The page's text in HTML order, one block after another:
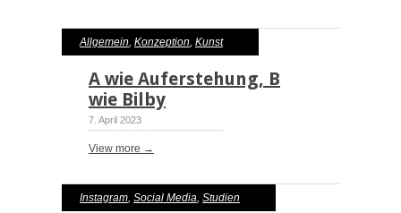
Allgemein, Konzeption, Kunst
A wie Auferstehung, B
wie Bilby
7. April 2023
View more →
Instagram, Social Media, Studien